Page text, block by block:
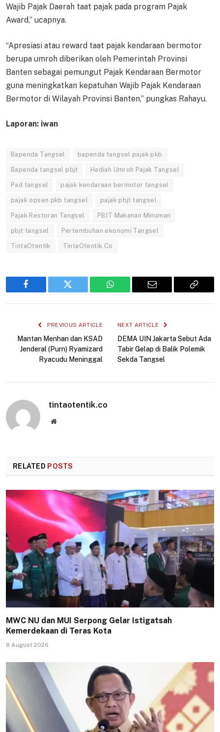
Wajib Pajak Daerah taat pajak pada program Pajak
Award,” ucapnya.
“Apresiasi atau reward taat pajak kendaraan bermotor
berupa umroh diberikan oleh Pemerintah Provinsi
Banten sebagai pemungut Pajak Kendaraan Bermotor
guna meningkatkan kepatuhan Wajib Pajak Kendaraan
Bermotor di Wilayah Provinsi Banten,” pungkas Rahayu.
Laporan: iwan
Bapenda Tangsel bapenda tangsel pajak pkb
Bapenda tangsel pbjt Hadiah Umroh Pajak Tangsel
Pad tangsel pajak kendaraan bermotor tangsel
pajak opsen pkb tangsel pajak pbjt tangsel
Pajak Restoran Tangsel PBJT Makanan Minuman
pbjt tangsel Pertembuhan ekonomi Tangsel
TintaOtentik TintaOtentik.Co
Facebook Twitter WhatsApp Email
Copy
PREVIOUS ARTICLE
Mantan Menhan dan KSAD
Jenderal (Purn) Ryamizard
Ryacudu Meninggal
NEXT ARTICLE
DEMA UIN Jakarta Sebut Ada
Tabir Gelap di Balik Polemik
Sekda Tangsel
tintaotentik.co
Website
RELATED POSTS
MWC NU dan MUI Serpong Gelar Istigatsah
Kemerdekaan di Teras Kota
8 August 2026